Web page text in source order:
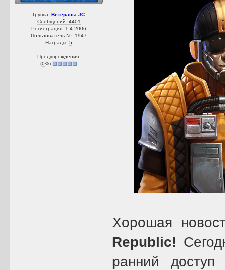
Группа:Ветераны JC
Сообщений: 4401
Регистрация: 1.4.2006
Пользователь №: 1947
Награды:5
Предупреждения:
(0%)
Хорошая
Republic!
ранний